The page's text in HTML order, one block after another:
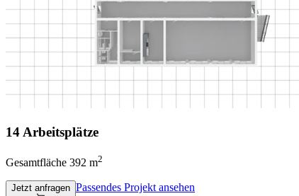
14 Arbeitsplätze
Gesamtfläche 392 m2
Jetzt anfragen Passendes Projekt ansehen